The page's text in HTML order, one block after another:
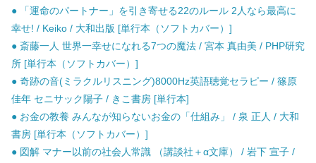
● 「運命のパートナー」を引き寄せる22のルール 2人なら最高に
幸せ! / Keiko / 大和出版 [単行本（ソフトカバー）]
● 斎藤一人 世界一幸せになれる7つの魔法 / 宮本 真由美 / PHP研究
所 [単行本（ソフトカバー）]
● 奇跡の音(ミラクルリスニング)8000Hz英語聴覚セラピー / 篠原
佳年 セニサック陽子 / きこ書房 [単行本]
● お金の教養 みんなが知らないお金の「仕組み」 / 泉 正人 / 大和
書房 [単行本（ソフトカバー）]
● 図解 マナー以前の社会人常識 （講談社＋α文庫） / 岩下 宣子 /